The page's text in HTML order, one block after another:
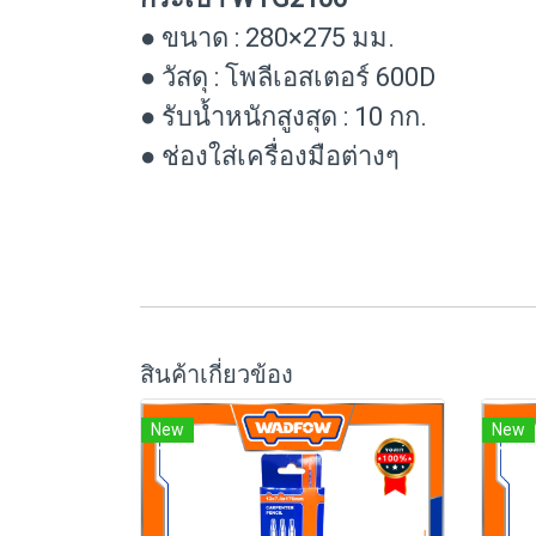
● ขนาด : 280×275 มม.
● วัสดุ : โพลีเอสเตอร์ 600D
● รับน้ำหนักสูงสุด : 10 กก.
● ช่องใส่เครื่องมือต่างๆ
สินค้าเกี่ยวข้อง
New New